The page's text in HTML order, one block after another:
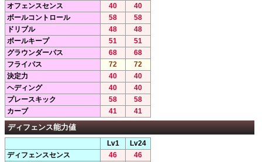
オフェンスセンス 40
40
ボールコントロール
58
58
ドリブル
48
48
ボールキープ
51
51
グラウンダーパス
68
68
フライパス
72
72
決定力
40
40
ヘディング
40
40
プレースキック
58
58
カーブ
41 41
ディフェンス能力値
Lv1
Lv24
ディフェンスセンス
46
46